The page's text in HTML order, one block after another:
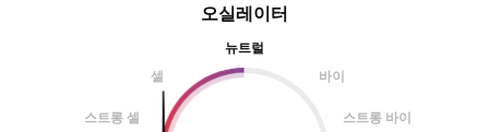
오실레이터
뉴트럴
셀
바이
스트롱 셀 스트롱 바이